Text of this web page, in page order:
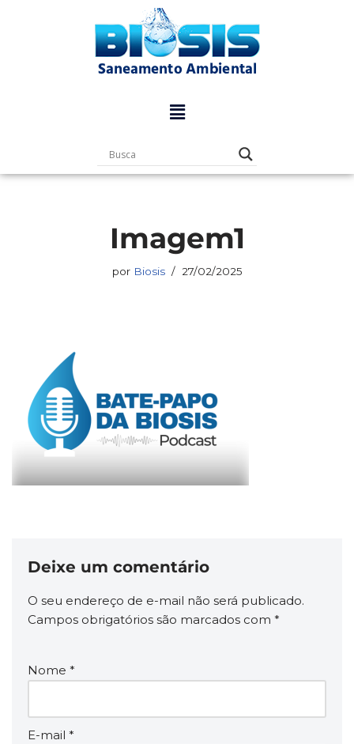
Imagem1
por Biosis 27/02/2025
Deixe um comentário
O seu endereço de e-mail não será publicado.
Campos obrigatórios são marcados com *
Nome *
E-mail *